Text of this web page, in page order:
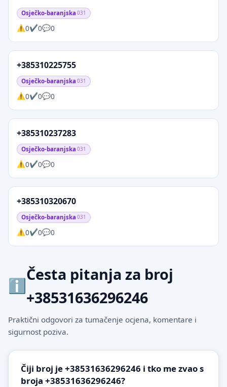
Osječko-baranjska 031
0 0 0
+385310225755
Osječko-baranjska 031
0 0 0
+385310237283
Osječko-baranjska 031
0 0 0
+385310320670
Osječko-baranjska 031
0 0 0
Česta pitanja za broj
+38531636296246
Praktični odgovori za tumačenje ocjena, komentare i
sigurnost poziva.
Čiji broj je +38531636296246 i tko me zvao s
broja +38531636296246?